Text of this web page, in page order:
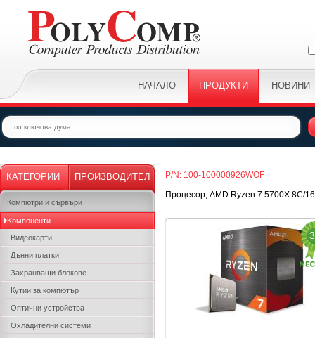
НАЧАЛО ПРОДУКТИ НОВИНИ
КАТЕГОРИИ ПРОИЗВОДИТЕЛ
Компютри и сървъри
Kомпоненти
Видеокарти
Дънни платки
Захранващи блокове
Кутии за компютър
Оптични устройства
Охладителни системи
P/N: 100-100000926WOF
Процесор, AMD Ryzen 7 5700X 8C/